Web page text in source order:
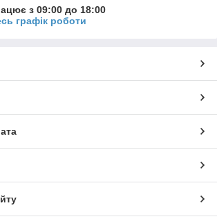
з 09:00 до 18:00
графік роботи